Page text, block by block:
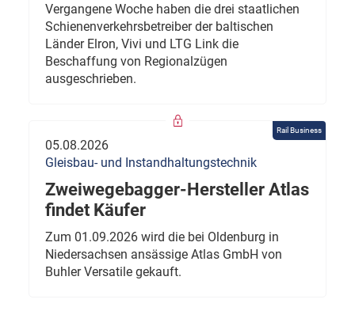
Vergangene Woche haben die drei staatlichen
Schienenverkehrsbetreiber der baltischen
Länder Elron, Vivi und LTG Link die
Beschaffung von Regionalzügen
ausgeschrieben.
Rail Business
05.08.2026
Gleisbau- und Instandhaltungstechnik
Zweiwegebagger-Hersteller Atlas
findet Käufer
Zum 01.09.2026 wird die bei Oldenburg in
Niedersachsen ansässige Atlas GmbH von
Buhler Versatile gekauft.